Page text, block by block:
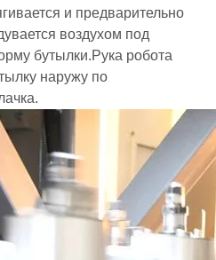
и предварительно
воздухом под
бутылки.Рука робота
наружу по